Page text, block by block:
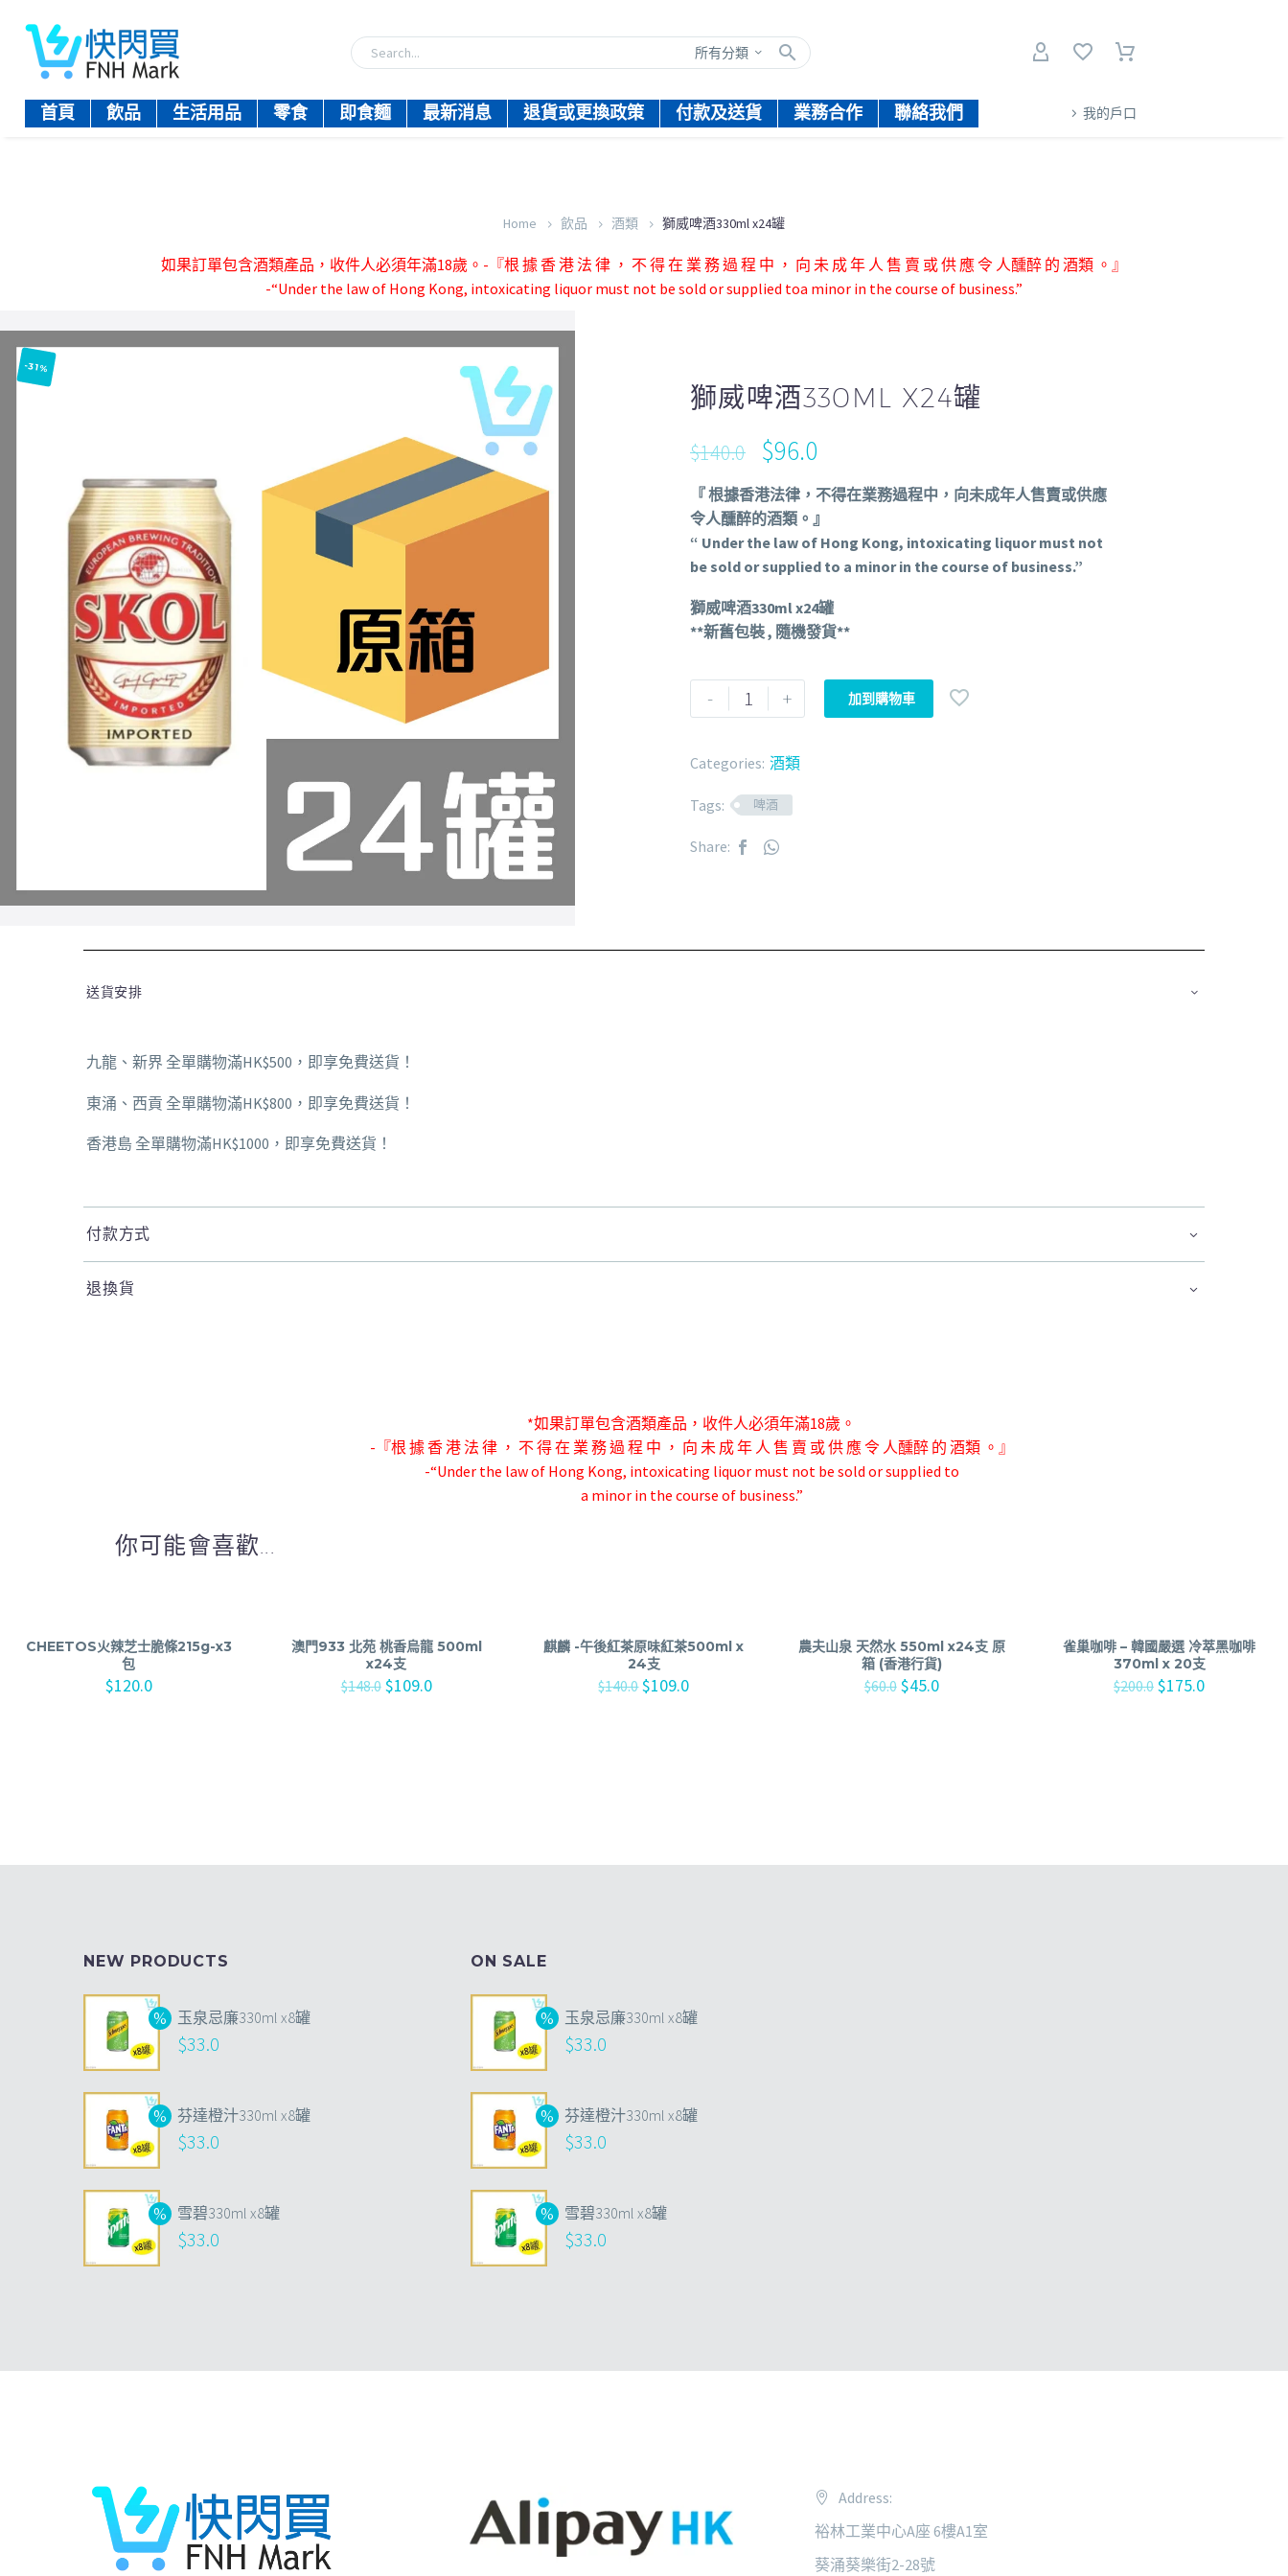
所有分類
首頁 飲品 生活用品 零食 即食麵 最新消息 退貨或更換政策 付款及送貨 業務合作 聯絡我們 我的戶口
Home 飲品 酒類 獅威啤酒330ml x24罐
如果訂單包含酒類產品，收件人必須年滿18歲。-『根 據 香 港 法 律 ， 不 得 在 業 務 過 程 中 ， 向 未 成 年 人 售 賣 或 供 應 令 人醺醉 的 酒類 。』
-“Under the law of Hong Kong, intoxicating liquor must not be sold or supplied toa minor in the course of business.”
-31%
獅威啤酒330ML X24罐
$140.0 $96.0
『 根據香港法律，不得在業務過程中，向未成年人售賣或供應
令人醺醉的酒類。』
“ Under the law of Hong Kong, intoxicating liquor must not
be sold or supplied to a minor in the course of business.”
獅威啤酒330ml x24罐
**新舊包裝 , 隨機發貨**
- + 加到購物車
Categories: 酒類
Tags: 啤酒
Share:
送貨安排
九龍、新界 全單購物滿HK$500，即享免費送貨！
東涌、西貢 全單購物滿HK$800，即享免費送貨！
香港島 全單購物滿HK$1000，即享免費送貨！
付款方式
退換貨
*如果訂單包含酒類產品，收件人必須年滿18歲。
-『根 據 香 港 法 律 ， 不 得 在 業 務 過 程 中 ， 向 未 成 年 人 售 賣 或 供 應 令 人醺醉 的 酒類 。』
-“Under the law of Hong Kong, intoxicating liquor must not be sold or supplied to
a minor in the course of business.”
你可能會喜歡...
CHEETOS火辣芝士脆條215g-x3
包
$120.0
澳門933 北苑 桃香烏龍 500ml
x24支
$148.0 $109.0
麒麟 -午後紅茶原味紅茶500ml x
24支
$140.0 $109.0
農夫山泉 天然水 550ml x24支 原
箱 (香港行貨)
$60.0 $45.0
雀巢咖啡 – 韓國嚴選 冷萃黑咖啡
370ml x 20支
$200.0 $175.0
NEW PRODUCTS
玉泉忌廉330ml x8罐
$33.0
芬達橙汁330ml x8罐
$33.0
雪碧330ml x8罐
$33.0
ON SALE
玉泉忌廉330ml x8罐
$33.0
芬達橙汁330ml x8罐
$33.0
雪碧330ml x8罐
$33.0
Address:
裕林工業中心A座 6樓A1室
葵涌葵樂街2-28號